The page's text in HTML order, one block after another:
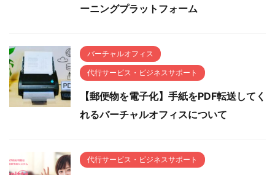
ーニングプラットフォーム
バーチャルオフィス
代行サービス・ビジネスサポート
【郵便物を電子化】手紙をPDF転送してく
れるバーチャルオフィスについて
代行サービス・ビジネスサポート